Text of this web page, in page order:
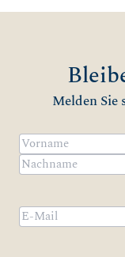
Melden Sie
Name(erforderlich)
Vorname